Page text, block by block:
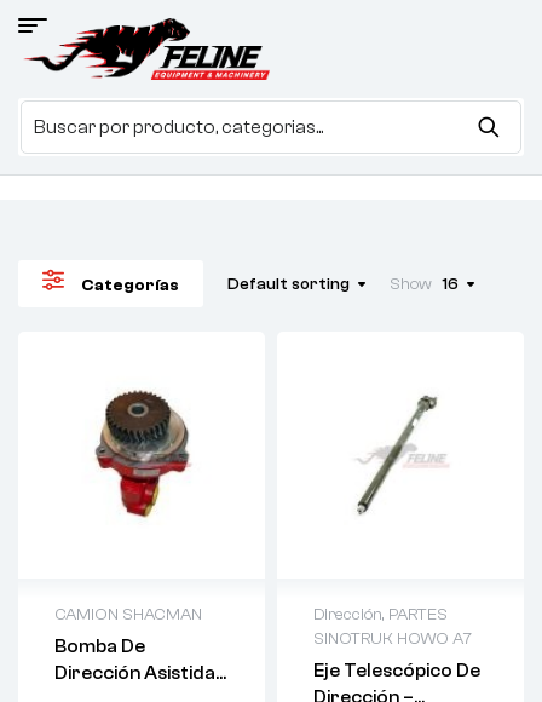
Categorías Default sorting Show 16
CAMION SHACMAN
Bomba De
Dirección Asistida
Dirección, PARTES
SINOTRUK HOWO A7
Eje Telescópico De
Dirección –